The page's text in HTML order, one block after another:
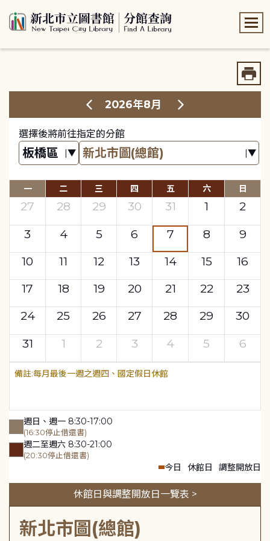
2026年8月
選擇後將前往指定的分館
一 二 三 四 五 六 日
27 28 29 30 31 1
2
3
4 5 6 7 8
9
10
11 12 13 14 15
16
17
18 19 20 21 22
23
24
25 26 27 28 29
30
31
1 2 3 4 5 6
每月最後一週之週四、國定假日休館
週日、週一 8:30-17:00
(16:30停止借還書)
週二至週六 8:30-21:00
(20:30停止借還書)
今日 休館日 調整開放日
休館日與調整開放日一覽表 >
新北市圖(總館)